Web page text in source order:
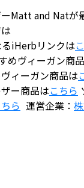
Matt and Natが
iHerbリンクは
めヴィーガン商
ィーガン商品は
ー商品はこちら
ら 運営企業：